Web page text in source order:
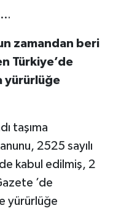
zamandan beri
Türkiye’de
yürürlüğe
taşıma
2525 sayılı
kabul edilmiş, 2
’de
yürürlüğe